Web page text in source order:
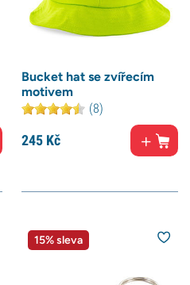
Bucket hat se zvířecím
motivem
(8)
245 Kč
15% sleva